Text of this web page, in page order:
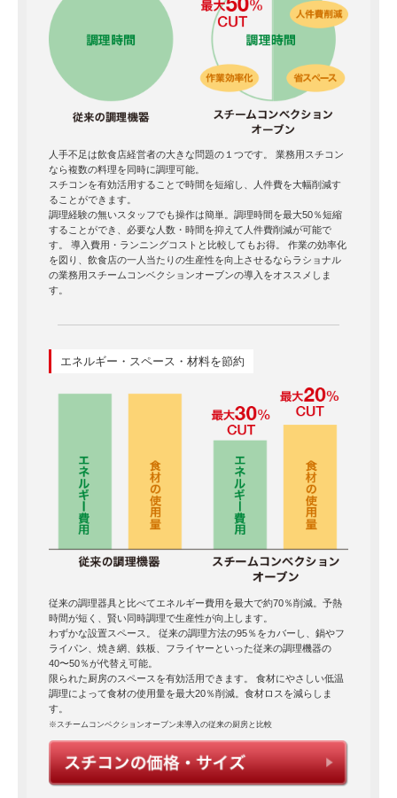
人手不足は飲食店経営者の大きな問題の１つです。 業務用スチコン
なら複数の料理を同時に調理可能。
スチコンを有効活用することで時間を短縮し、人件費を大幅削減す
ることができます。
調理経験の無いスタッフでも操作は簡単。調理時間を最大50％短縮
することができ、必要な人数・時間を抑えて人件費削減が可能で
す。 導入費用・ランニングコストと比較してもお得。 作業の効率化
を図り、飲食店の一人当たりの生産性を向上させるならラショナル
の業務用スチームコンベクションオーブンの導入をオススメしま
す。
エネルギー・スペース・材料を節約
従来の調理器具と比べてエネルギー費用を最大で約70％削減。予熱
時間が短く、賢い同時調理で生産性が向上します。
わずかな設置スペース。 従来の調理方法の95％をカバーし、鍋やフ
ライパン、焼き網、鉄板、フライヤーといった従来の調理機器の
40〜50％が代替え可能。
限られた厨房のスペースを有効活用できます。 食材にやさしい低温
調理によって食材の使用量を最大20％削減。食材ロスを減らしま
す。
※スチームコンベクションオーブン未導入の従来の厨房と比較